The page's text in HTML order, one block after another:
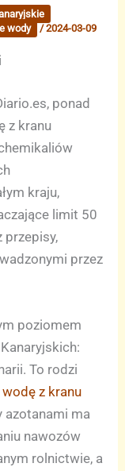
wody /2024-03-09
ponad
z kranu
kraju,
limit 50
przepisy,
przez
poziomem
To rodzi
z kranu
azotanami ma
nawozów
rolnictwie, a